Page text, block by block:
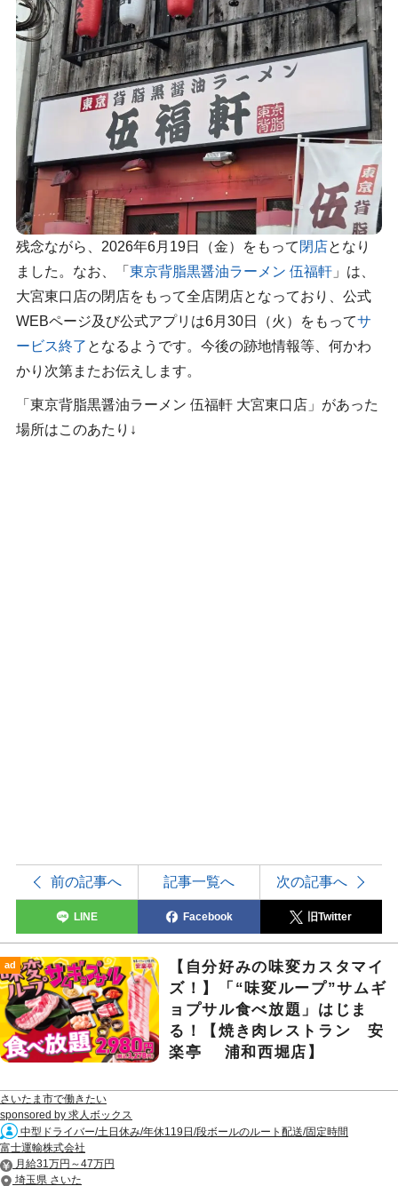
残念ながら、2026年6月19日（金）をもって 閉店となり
ました。なお、「 東京背脂黒醤油ラーメン 伍福軒」は、
大宮東口店の閉店をもって全店閉店となっており、公式
WEBページ及び公式アプリは6月30日（火）をもってサ
ービス終了 となるようです。今後の跡地情報等、何かわ
かり次第またお伝えします。
「東京背脂黒醤油ラーメン 伍福軒 大宮東口店」があった
場所はこのあたり↓
前の記事へ 記事一覧へ 次の記事へ
LINE Facebook 旧Twitter
ad
【自分好みの味変カスタマイ
ズ！】「“味変ループ”サムギ
ョプサル食べ放題」はじま
る！【焼き肉レストラン 安
楽亭 浦和西堀店】
さいたま市で働きたい
sponsored by 求人ボックス
中型ドライバー/土日休み/年休119日/段ボールのルート配送/固定時間
富士運輸株式会社
月給31万円～47万円
埼玉県 さいた